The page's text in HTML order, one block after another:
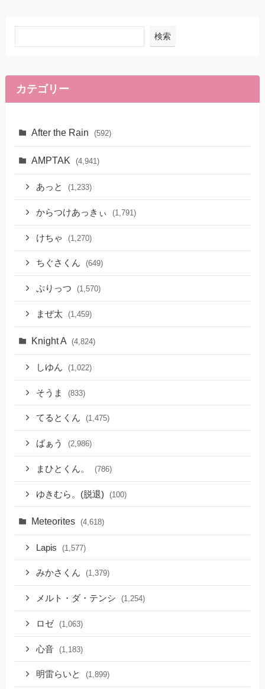
検索
カテゴリー
After the Rain (592)
AMPTAK (4,941)
あっと (1,233)
からつけあっきぃ (1,791)
けちゃ (1,270)
ちぐさくん (649)
ぷりっつ (1,570)
まぜ太 (1,459)
Knight A (4,824)
しゆん (1,022)
そうま (833)
てるとくん (1,475)
ばぁう (2,986)
まひとくん。 (786)
ゆきむら。(脱退) (100)
Meteorites (4,618)
Lapis (1,577)
みかさくん (1,379)
メルト・ダ・テンシ (1,254)
ロゼ (1,063)
心音 (1,183)
明雷らいと (1,899)